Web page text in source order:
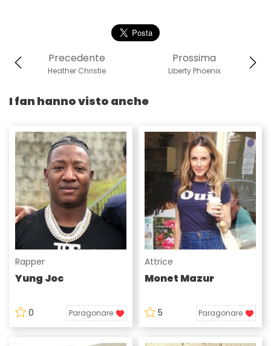
Prossima
Liberty Phoenix
Precedente
Heather Christie
I fan hanno visto anche
Rapper
Yung Joc
0 Paragonare
Attrice
Monet Mazur
5 Paragonare